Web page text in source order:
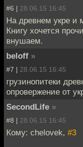
#6 | 28.06.15 16:45
На древнем укре и
Книгу хочется
внушаем.
beloff »
#7 | 28.06.15 16:45
грузинопитеки
опровержение от
SecondLife »
#8 | 28.06.15 16:45
Кому: chelovek, #3